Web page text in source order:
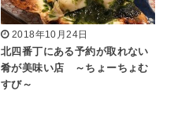
2018年10月24日
北四番丁にある予約が取れない
肴が美味い店 ～ちょーちょむ
すび～